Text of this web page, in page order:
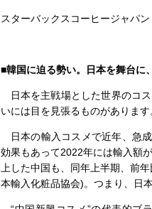
スターバックスコーヒージャ
■韓国に迫る勢い。日本を舞台に
日本を主戦場とした世界のコ
いには目を見張るものがあります
日本の輸入コスメで近年、急
効果もあって2022年には輸入額
上した中国も、同年上半期、前
本輸入化粧品協会)。つまり、日